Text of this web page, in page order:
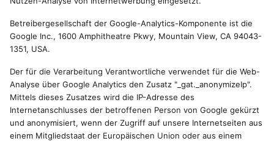
Betreibergesellschaft der Google-Analytics-Komponente ist die
Google Inc., 1600 Amphitheatre Pkwy, Mountain View, CA 94043-
1351, USA.
Der für die Verarbeitung Verantwortliche verwendet für die Web-
Analyse über Google Analytics den Zusatz "_gat._anonymizeIp".
Mittels dieses Zusatzes wird die IP-Adresse des
Internetanschlusses der betroffenen Person von Google gekürzt
und anonymisiert, wenn der Zugriff auf unsere Internetseiten aus
einem Mitgliedstaat der Europäischen Union oder aus einem